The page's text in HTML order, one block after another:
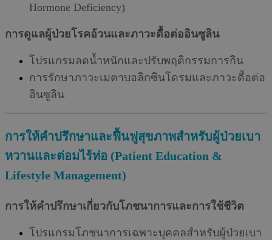
Hormone Deficiency)
การดูแลผู้ป่วยโรคอ้วนและภาวะดื้อต่ออินซูลิน
โปรแกรมลดน้ำหนักและปรับพฤติกรรมการกิน
การรักษาภาวะเมตาบอลิกซินโดรมและภาวะดื้อต่อ
อินซูลิน
การให้คำปรึกษาและฟื้นฟูสุขภาพสำหรับผู้ป่วยเบา
หวานและต่อมไร้ท่อ (Patient Education &
Lifestyle Management)
การให้คำปรึกษาเกี่ยวกับโภชนาการและการใช้ชีวิต
โปรแกรมโภชนาการเฉพาะบุคคลสำหรับผู้ป่วยเบา